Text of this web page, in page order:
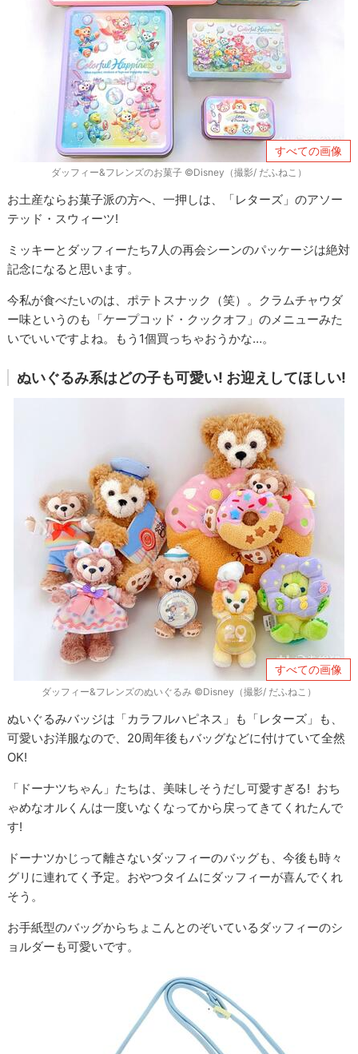
すべての画像
ダッフィー&フレンズのお菓子 ©Disney（撮影/ だふねこ）
お土産ならお菓子派の方へ、一押しは、「レターズ」のアソー
テッド・スウィーツ!
ミッキーとダッフィーたち7人の再会シーンのパッケージは絶対
記念になると思います。
今私が食べたいのは、ポテトスナック（笑）。クラムチャウダ
ー味というのも「ケープコッド・クックオフ」のメニューみた
いでいいですよね。もう1個買っちゃおうかな…。
ぬいぐるみ系はどの子も可愛い! お迎えしてほしい!
すべての画像
ダッフィー&フレンズのぬいぐるみ ©Disney（撮影/ だふねこ）
ぬいぐるみバッジは「カラフルハピネス」も「レターズ」も、
可愛いお洋服なので、20周年後もバッグなどに付けていて全然
OK!
「ドーナツちゃん」たちは、美味しそうだし可愛すぎる! おち
ゃめなオルくんは一度いなくなってから戻ってきてくれたんで
す!
ドーナツかじって離さないダッフィーのバッグも、今後も時々
グリに連れてく予定。おやつタイムにダッフィーが喜んでくれ
そう。
お手紙型のバッグからちょこんとのぞいているダッフィーのシ
ョルダーも可愛いです。